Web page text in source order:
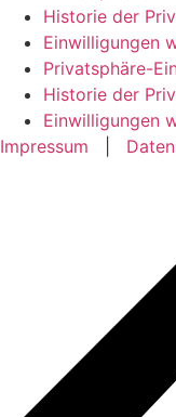
Historie der
Einwilligungen
Privatsphäre-
Historie der
Einwilligungen
Impressum